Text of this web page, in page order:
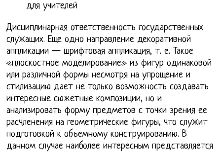
для учителей
Дисциплинарная ответственность государственных
служащих. Еще одно направление декоративной
аппликации — шрифтовая аппликация, т. е. Такое
«плоскостное моделирование» из фигур одинаковой
или различной формы несмотря на упрощение и
стилизацию дает не только возможность создавать
интересные сюжетные композиции, но и
анализировать форму предметов с точки зрения ее
расчленения на геометрические фигуры, что служит
подготовкой к объемному конструированию. В
данном случае наиболее интересным представляется